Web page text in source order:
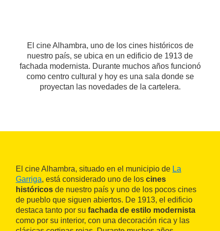
El cine Alhambra, uno de los cines históricos de
nuestro país, se ubica en un edificio de 1913 de
fachada modernista. Durante muchos años funcionó
como centro cultural y hoy es una sala donde se
proyectan las novedades de la cartelera.
El cine Alhambra, situado en el municipio de La
Garriga, está considerado uno de los cines
históricos de nuestro país y uno de los pocos cines
de pueblo que siguen abiertos. De 1913, el edificio
destaca tanto por su fachada de estilo modernista
como por su interior, con una decoración rica y las